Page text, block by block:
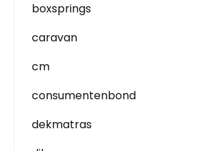
boxsprings
caravan
cm
consumentenbond
dekmatras